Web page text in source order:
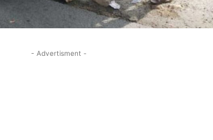
- Advertisment -